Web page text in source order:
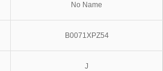
No Name
B0071XPZ54
J